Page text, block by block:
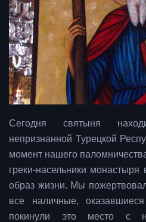
Сегодня святыня
непризнанной Турецкой
момент нашего
греки-насельники
образ жизни. Мы
все наличные,
покинули это место с